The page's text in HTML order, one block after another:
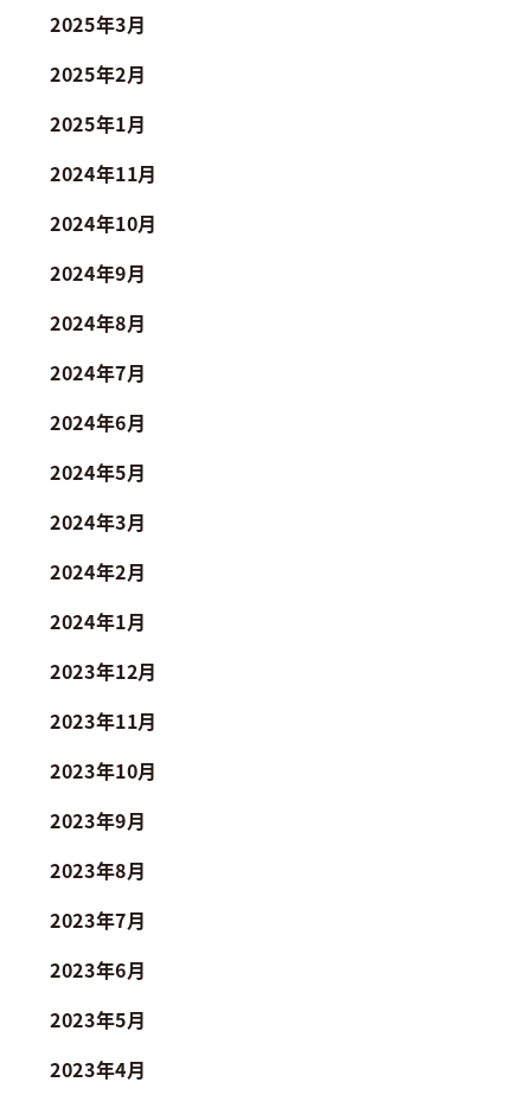
2025年3月
2025年2月
2025年1月
2024年11月
2024年10月
2024年9月
2024年8月
2024年7月
2024年6月
2024年5月
2024年3月
2024年2月
2024年1月
2023年12月
2023年11月
2023年10月
2023年9月
2023年8月
2023年7月
2023年6月
2023年5月
2023年4月